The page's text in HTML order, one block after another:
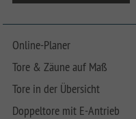
Online-Planer
Tore & Zäune auf Maß
Tore in der Übersicht
Doppeltore mit E-Antrieb